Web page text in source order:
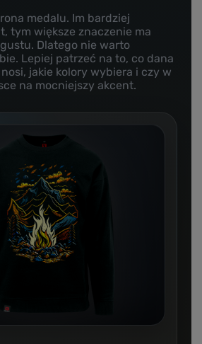
medalu. Im bardziej
tym większe znaczenie ma
Dlatego nie warto
Lepiej patrzeć na to, co dana
jakie kolory wybiera i czy w
na mocniejszy akcent.